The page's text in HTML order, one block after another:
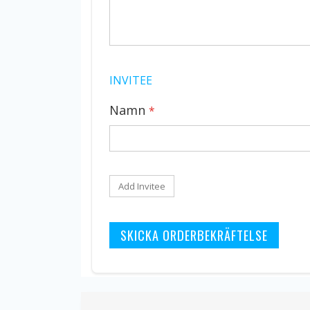
INVITEE
Namn
Add Invitee
SKICKA ORDERBEKRÄFTELSE